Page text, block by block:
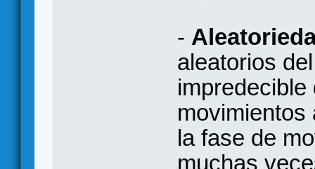
-
aleatorios
movimientos
la fase de
muchas